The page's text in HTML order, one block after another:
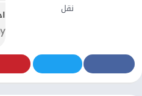
نقل